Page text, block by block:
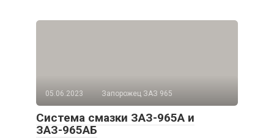
05.06.2023 Запорожец ЗАЗ 965
Система смазки ЗАЗ-965А и
ЗАЗ-965АБ